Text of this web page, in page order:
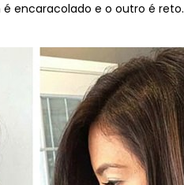
encaracolado e o outro é reto.